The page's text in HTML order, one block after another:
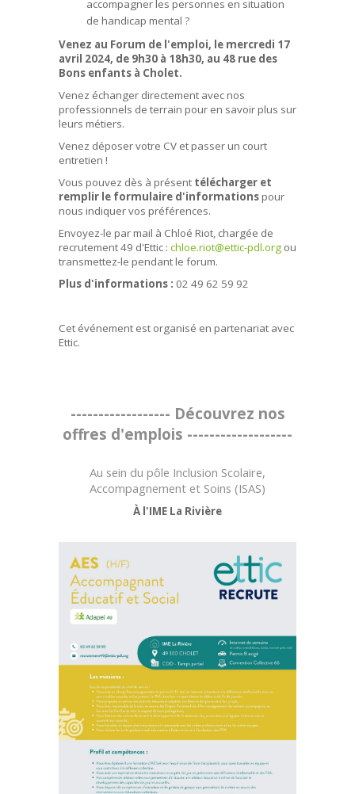
accompagner les personnes en situation
de handicap mental ?
Venez au Forum de l'emploi, le mercredi 17
avril 2024, de 9h30 à 18h30, au 48 rue des
Bons enfants à Cholet.
Venez échanger directement avec nos
professionnels de terrain pour en savoir plus sur
leurs métiers.
Venez déposer votre CV et passer un court
entretien !
Vous pouvez dès à présent télécharger et
remplir le formulaire d'informationspour
nous indiquer vos préférences.
Envoyez-le par mail à Chloé Riot, chargée de
recrutement 49 d'Ettic : chloe.riot@ettic-pdl.org ou
transmettez-le pendant le forum.
Plus d'informations : 02 49 62 59 92
Cet événement est organisé en partenariat avec
Ettic.
------------------ Découvrez nos
offres d'emplois -------------------
Au sein du pôle Inclusion Scolaire,
Accompagnement et Soins (ISAS)
À l'IME La Rivière